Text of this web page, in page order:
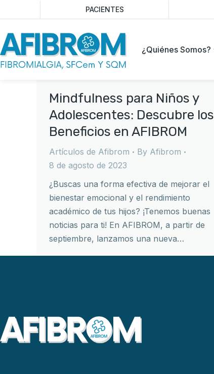
PACIENTES
¿Quiénes Somos?
Mindfulness para Niños y
Adolescentes: Descubre los
Beneficios en AFIBROM
Artículos de Afibrom By Afibrom
8 de agosto de 2023
¿Buscas una forma efectiva de mejorar el
bienestar emocional y el rendimiento
académico de tus hijos? ¡Tenemos buenas
noticias para ti! En AFIBROM, a partir de
septiembre, lanzamos una nueva…